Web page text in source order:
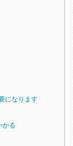
になります
かる